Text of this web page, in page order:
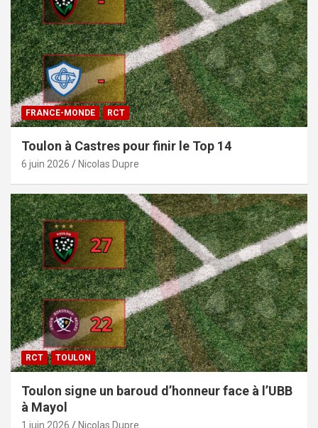
FRANCE-MONDE RCT
Toulon à Castres pour finir le Top 14
6 juin 2026 Nicolas Dupre
RCT TOULON
Toulon signe un baroud d’honneur face à l’UBB
à Mayol
1 juin 2026 Nicolas Dupre